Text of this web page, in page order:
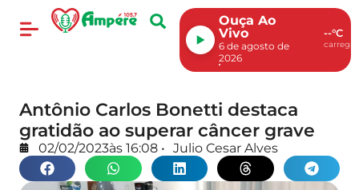
Ouça Ao
Vivo
6 de agosto de
2026
--°C
Antônio Carlos Bonetti destaca
gratidão ao superar câncer grave
02/02/2023às 16:08 • Julio Cesar Alves